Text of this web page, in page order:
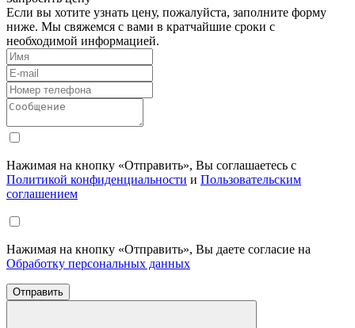
Если вы хотите узнать цену, пожалуйста, заполните форму
ниже. Мы свяжемся с вами в кратчайшие сроки с
необходимой информацией.
Нажимая на кнопку «Отправить», Вы соглашаетесь с
Политикой конфиденциальности и Пользовательским
соглашением
Нажимая на кнопку «Отправить», Вы даете согласие на
Обработку персональных данных
Отправить